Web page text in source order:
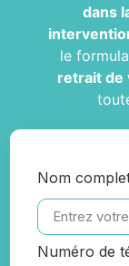
dans
le
retrait de
Nom
Numéro de